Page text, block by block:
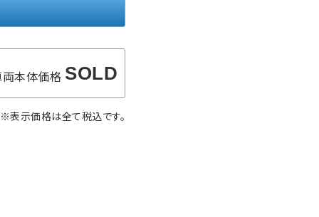
本体価格 SOLD
※表示価格は全て税込です。